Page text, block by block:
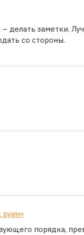
делать заметки.
со стороны.
руин»
порядка,